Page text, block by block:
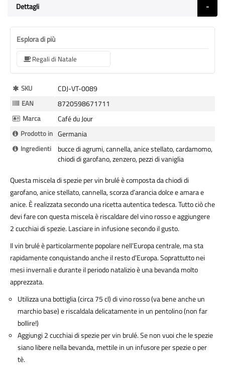
Dettagli
Esplora di più
Regali di Natale
Maggiori
Informazioni
SKU CDJ-VT-0089
EAN 8720598671711
Marca Café du Jour
Prodotto in Germania
Ingredienti
bucce di agrumi, cannella, anice stellato, cardamomo,
chiodi di garofano, zenzero, pezzi di vaniglia
Questa miscela di spezie per vin brulé è composta da chiodi di
garofano, anice stellato, cannella, scorza d’arancia dolce e amara e
anice. È realizzata secondo una ricetta autentica tedesca. Tutto ciò che
devi fare con questa miscela è riscaldare del vino rosso e aggiungere
2 cucchiai di spezie. Lasciare in infusione secondo il gusto.
Il vin brulé è particolarmente popolare nell’Europa centrale, ma sta
rapidamente conquistando anche il resto d’Europa. Soprattutto nei
mesi invernali e durante il periodo natalizio è una bevanda molto
apprezzata.
Utilizza una bottiglia (circa 75 cl) di vino rosso (va bene anche un
marchio base) e riscaldala delicatamente in un pentolino (non far
bollire!)
Aggiungi 2 cucchiai di spezie per vin brulé. Se non vuoi che le spezie
siano libere nella bevanda, mettile in un infusore per spezie o per
tè.